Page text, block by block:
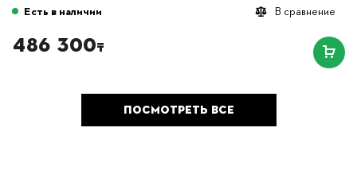
В сравнение
Есть в наличии
486 300₸
ПОСМОТРЕТЬ ВСЕ